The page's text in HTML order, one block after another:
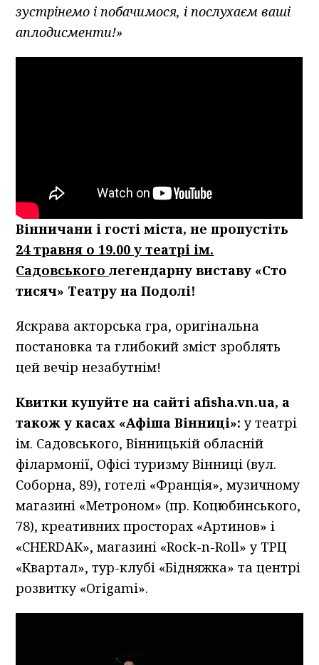
зустрінемо і побачимося, і послухаєм ваші
аплодисменти!»
Вінничани і гості міста, не пропустіть
24 травня о 19.00 у театрі ім.
Садовськоголегендарну виставу «Сто
тисяч» Театру на Подолі!
Яскрава акторська гра, оригінальна
постановка та глибокий зміст зроблять
цей вечір незабутнім!
Квитки купуйте на сайті afisha.vn.ua, а
також у касах «Афіша Вінниці»:у театрі
ім. Садовського, Вінницькій обласній
філармонії, Офісі туризму Вінниці (вул.
Соборна, 89), готелі «Франція», музичному
магазині «Метроном» (пр. Коцюбинського,
78), креативних просторах «Артинов» і
«CHERDAK», магазині «Rock-n-Roll» у ТРЦ
«Квартал», тур-клубі «Бідняжка» та центрі
розвитку «Origami».